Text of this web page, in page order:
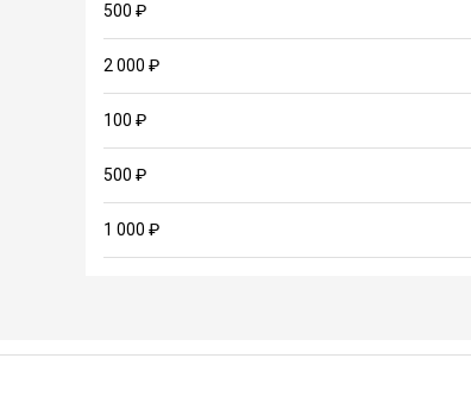
500 ₽
2 000 ₽
100 ₽
500 ₽
1 000 ₽